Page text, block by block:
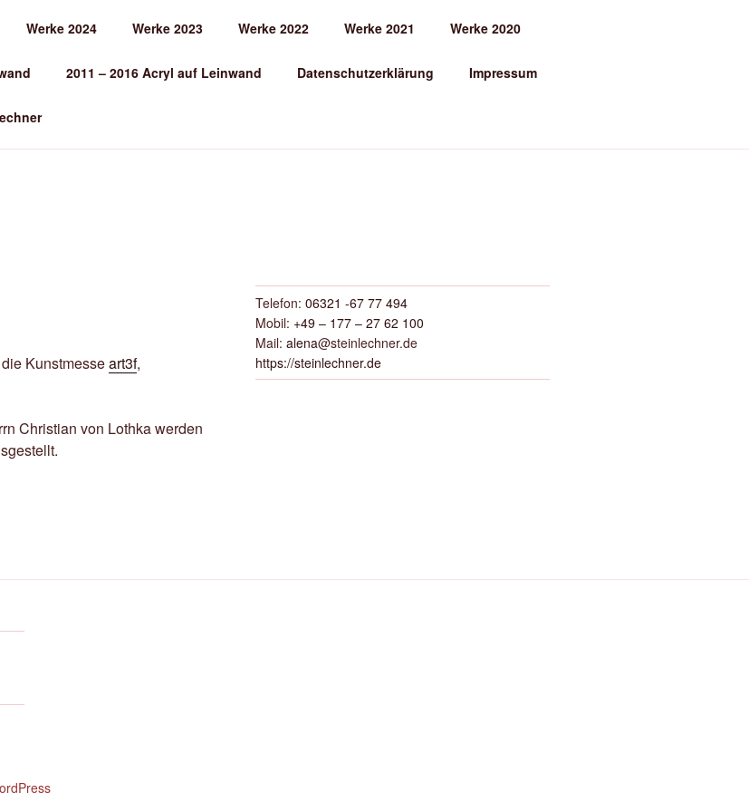
Werke 2024 Werke 2023 Werke 2022 Werke 2021 Werke 2020
2011 – 2016 Acryl auf Leinwand Datenschutzerklärung Impressum
Kunstmesseart3f,
Christian von Lothka werden
Telefon: 06321 -67 77 494
Mobil: +49 – 177 – 27 62 100
Mail: alena@steinlechner.de
https://steinlechner.de